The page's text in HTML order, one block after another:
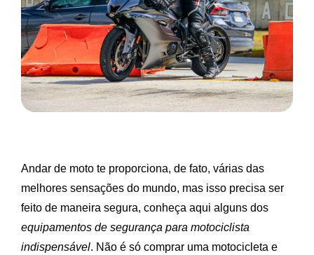
Andar de moto te proporciona, de fato, várias das
melhores sensações do mundo, mas isso precisa ser
feito de maneira segura, conheça aqui alguns dos
equipamentos de segurança para motociclista
indispensável. Não é só comprar uma motocicleta e